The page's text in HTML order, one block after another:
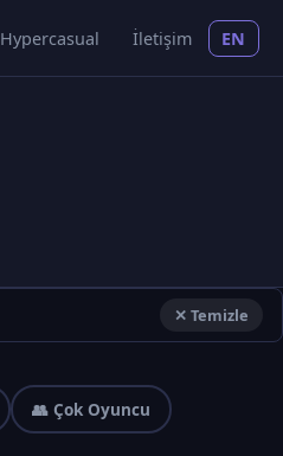
Hypercasual İletişim EN
✕ Temizle
👥 Çok Oyuncu